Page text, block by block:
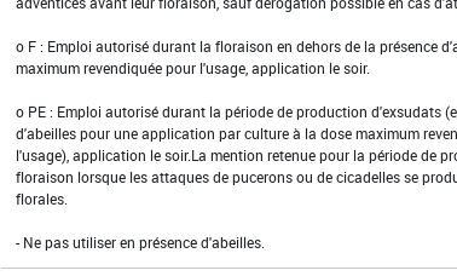
o F : Emploi autorisé durant la floraison en dehors de la présence
maximum revendiquée pour l'usage, application le soir.
o PE : Emploi autorisé durant la période de production d'exsudats
d'abeilles pour une application par culture à la dose maximum
l'usage), application le soir.La mention retenue pour la période de
floraison lorsque les attaques de pucerons ou de cicadelles se
florales.
- Ne pas utiliser en présence d'abeilles.